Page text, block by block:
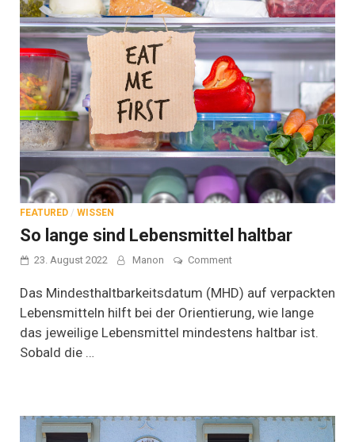
FEATURED / WISSEN
So lange sind Lebensmittel haltbar
23. August 2022 Manon Commenton
lange
sind
Lebensmittel
haltbar
Das Mindesthaltbarkeitsdatum (MHD) auf verpackten
Lebensmitteln hilft bei der Orientierung, wie lange
das jeweilige Lebensmittel mindestens haltbar ist.
Sobald die …